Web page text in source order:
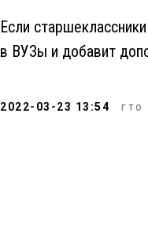
Если
в ВУЗы и добавит
2022-03-23 13:54 ГТО